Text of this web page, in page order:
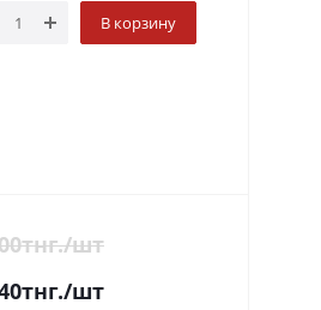
В корзину
тнг./шт
тнг./шт